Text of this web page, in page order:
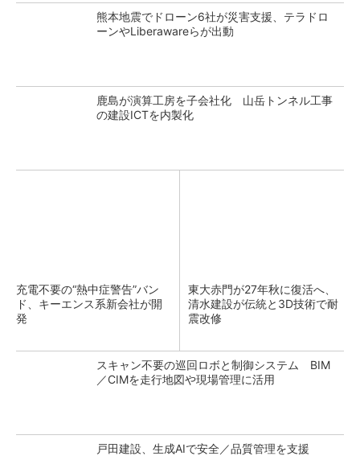
熊本地震でドローン6社が災害支援、テラドロ
ーンやLiberawareらが出動
鹿島が演算工房を子会社化 山岳トンネル工事
の建設ICTを内製化
充電不要の“熱中症警告”バン
ド、キーエンス系新会社が開
発
東大赤門が27年秋に復活へ、
清水建設が伝統と3D技術で耐
震改修
スキャン不要の巡回ロボと制御システム BIM
／CIMを走行地図や現場管理に活用
戸田建設、生成AIで安全／品質管理を支援